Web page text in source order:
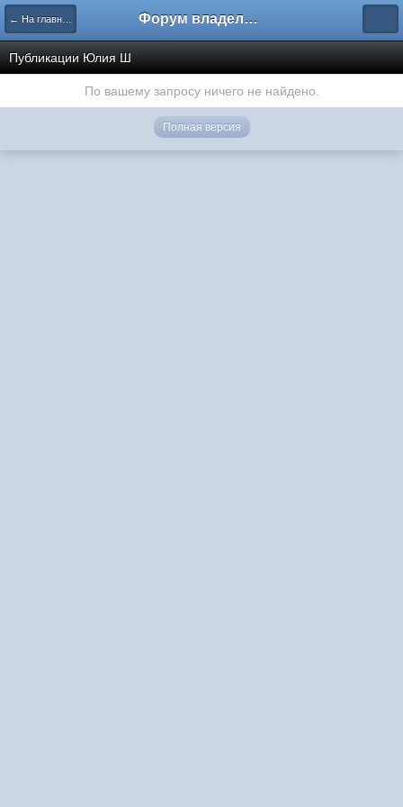
← На главную Форум владельцев интернет-магазинов
Публикации Юлия Ш
По вашему запросу ничего не найдено.
Полная версия